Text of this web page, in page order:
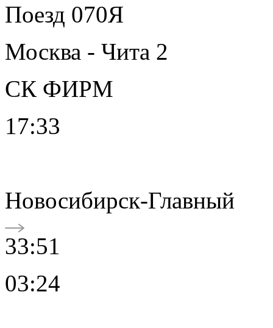
Поезд 070Я
Москва - Чита 2
СК ФИРМ
17:33
Новосибирск-Главный
33:51
03:24